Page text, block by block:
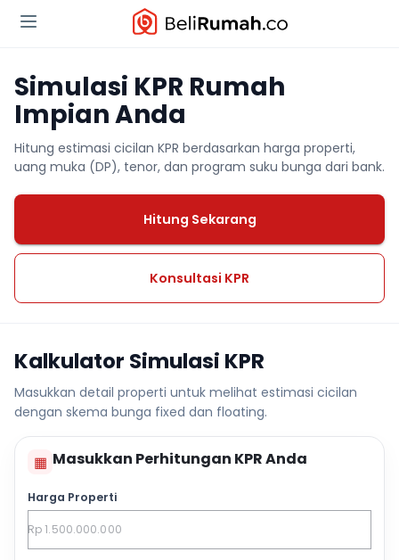
Simulasi KPR Rumah
Impian Anda
Hitung estimasi cicilan KPR berdasarkan harga properti,
uang muka (DP), tenor, dan program suku bunga dari bank.
Hitung Sekarang
Konsultasi KPR
Kalkulator Simulasi KPR
Masukkan detail properti untuk melihat estimasi cicilan
dengan skema bunga fixed dan floating.
▦ Masukkan Perhitungan KPR Anda
Harga Properti